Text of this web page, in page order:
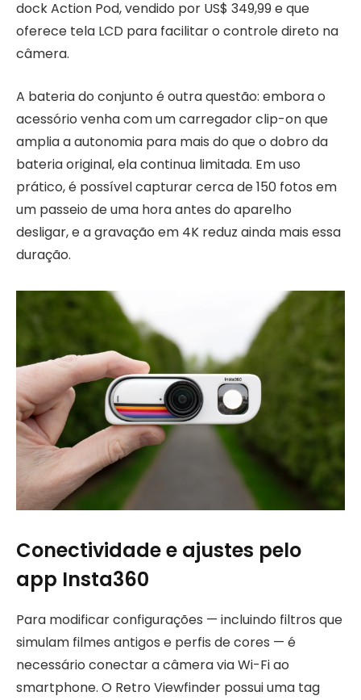
dock Action Pod, vendido por US$ 349,99 e que
oferece tela LCD para facilitar o controle direto na
câmera.
A bateria do conjunto é outra questão: embora o
acessório venha com um carregador clip-on que
amplia a autonomia para mais do que o dobro da
bateria original, ela continua limitada. Em uso
prático, é possível capturar cerca de 150 fotos em
um passeio de uma hora antes do aparelho
desligar, e a gravação em 4K reduz ainda mais essa
duração.
Conectividade e ajustes pelo
app Insta360
Para modificar configurações — incluindo filtros que
simulam filmes antigos e perfis de cores — é
necessário conectar a câmera via Wi-Fi ao
smartphone. O Retro Viewfinder possui uma tag